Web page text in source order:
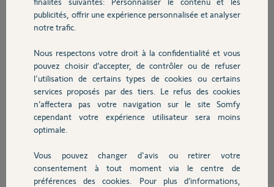
Domotique
Chauffage
Autres produits
Devis avec un pro
Patrick E.
Participer au fil de discussion
publicités, offrir une expérience personnalisée et analyser
notre trafic.
Nous respectons votre droit à la confidentialité et vous
pouvez choisir d’accepter, de contrôler ou de refuser
l'utilisation de certains types de cookies ou certains
services proposés par des tiers. Le refus des cookies
n’affectera pas votre navigation sur le site Somfy
cependant votre expérience utilisateur sera moins
optimale.
Vous pouvez changer d'avis ou retirer votre
consentement à tout moment via le centre de
préférences des cookies. Pour plus d’informations,